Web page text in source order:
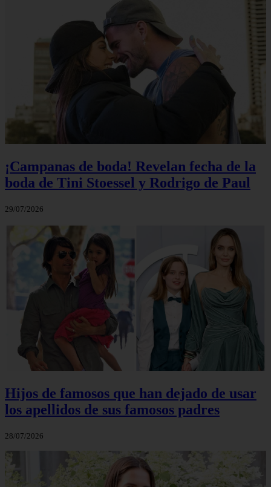
¡Campanas de boda! Revelan fecha de la
boda de Tini Stoessel y Rodrigo de Paul
29/07/2026
Hijos de famosos que han dejado de usar
los apellidos de sus famosos padres
28/07/2026